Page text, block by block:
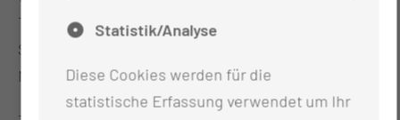
Telematik-Infrastruktur (TI) und mit nationalen
Spezifikationen, wie dem Kerndatensatz der
Medizininformatik Initiative, im Einklang steht.
Statistik/Analyse
Diese Cookies werden für die
statistische Erfassung verwendet um Ihr